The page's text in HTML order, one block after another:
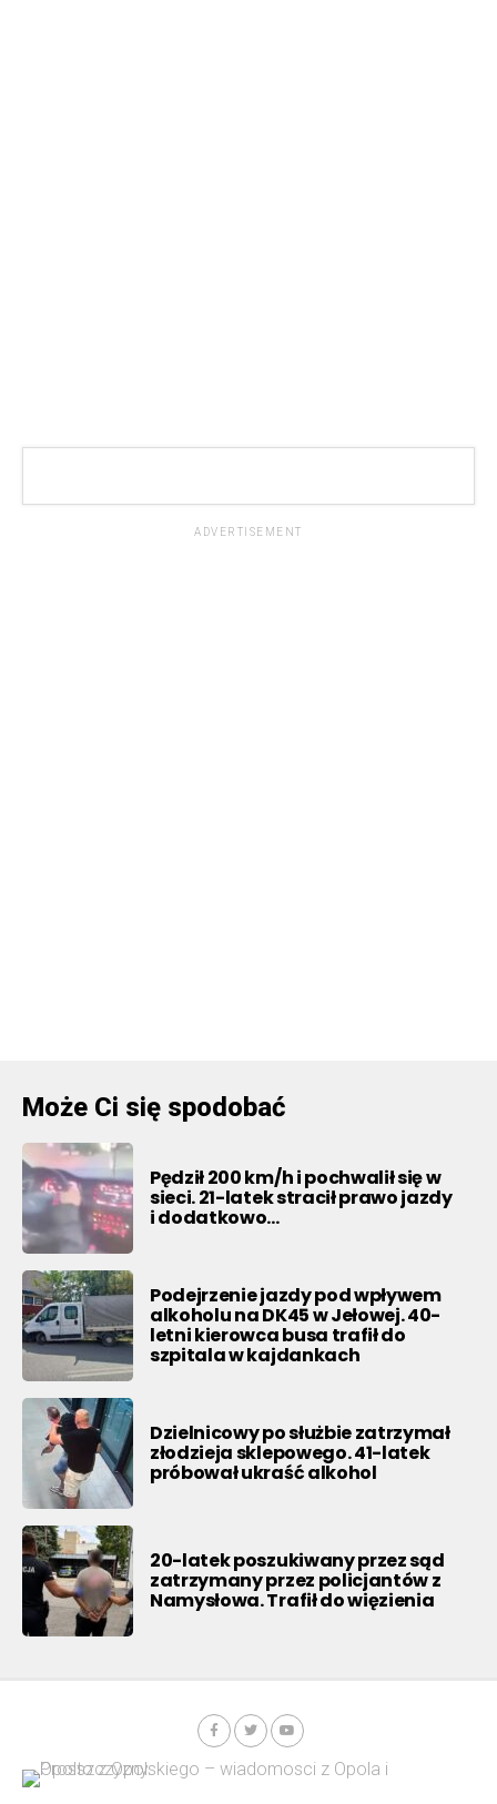
ADVERTISEMENT
Może Ci się spodobać
Pędził 200 km/h i pochwalił się w
sieci. 21-latek stracił prawo jazdy
i dodatkowo…
Podejrzenie jazdy pod wpływem
alkoholu na DK45 w Jełowej. 40-
letni kierowca busa trafił do
szpitala w kajdankach
Dzielnicowy po służbie zatrzymał
złodzieja sklepowego. 41-latek
próbował ukraść alkohol
20-latek poszukiwany przez sąd
zatrzymany przez policjantów z
Namysłowa. Trafił do więzienia